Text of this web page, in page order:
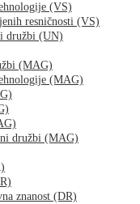
(VS)
resničnosti (VS)
družbi (UN)
(MAG)
(MAG)
družbi (MAG)
znanost (DR)